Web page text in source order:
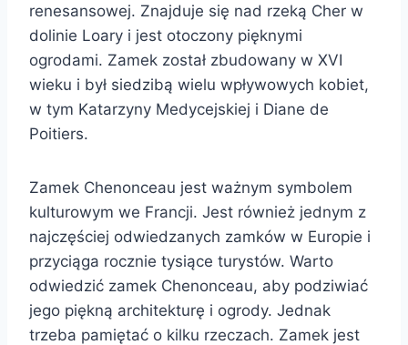
renesansowej. Znajduje się nad rzeką Cher w
dolinie Loary i jest otoczony pięknymi
ogrodami. Zamek został zbudowany w XVI
wieku i był siedzibą wielu wpływowych kobiet,
w tym Katarzyny Medycejskiej i Diane de
Poitiers.
Zamek Chenonceau jest ważnym symbolem
kulturowym we Francji. Jest również jednym z
najczęściej odwiedzanych zamków w Europie i
przyciąga rocznie tysiące turystów. Warto
odwiedzić zamek Chenonceau, aby podziwiać
jego piękną architekturę i ogrody. Jednak
trzeba pamiętać o kilku rzeczach. Zamek jest